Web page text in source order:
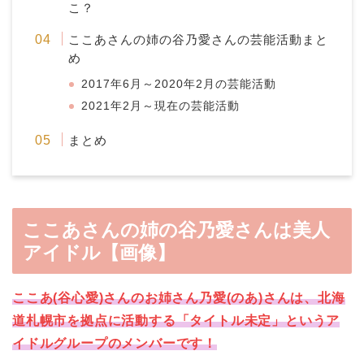
こ？
ここあさんの姉の谷乃愛さんの芸能活動まと
め
2017年6月～2020年2月の芸能活動
2021年2月～現在の芸能活動
まとめ
ここあさんの姉の谷乃愛さんは美人
アイドル【画像】
ここあ(谷心愛)さんのお姉さん乃愛(のあ)さんは、北海
道札幌市を拠点に活動する「タイトル未定」というア
イドルグループのメンバーです！